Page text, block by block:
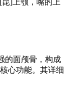
昆]上颚，嘴的上
的面颅骨，构成
心功能。其详细